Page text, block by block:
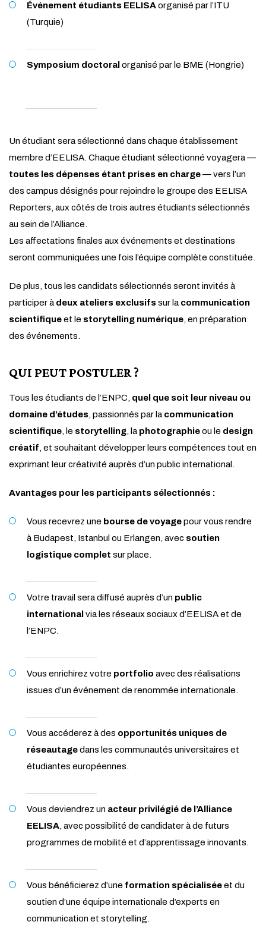
Événement étudiants EELISAorganisé par l’ITU
(Turquie)
Symposium doctoral organisé par le BME (Hongrie)
Un étudiant sera sélectionné dans chaque établissement
membre d’EELISA. Chaque étudiant sélectionné voyagera —
toutes les dépenses étant prises en charge— vers l’un
des campus désignés pour rejoindre le groupe des EELISA
Reporters, aux côtés de trois autres étudiants sélectionnés
au sein de l’Alliance.
Les affectations finales aux événements et destinations
seront communiquées une fois l’équipe complète constituée.
De plus, tous les candidats sélectionnés seront invités à
participer àdeux ateliers exclusifssur lacommunication
scientifiqueet le storytelling numérique, en préparation
des événements.
QUI PEUT POSTULER ?
Tous les étudiants de l’ENPC, quel que soit leur niveau ou
domaine d’études, passionnés par lacommunication
scientifique, le storytelling, laphotographieou le design
créatif, et souhaitant développer leurs compétences tout en
exprimant leur créativité auprès d’un public international.
Avantages pour les participants sélectionnés :
Vous recevrez une bourse de voyagepour vous rendre
à Budapest, Istanbul ou Erlangen, avec soutien
logistique complet sur place.
Votre travail sera diffusé auprès d’un public
international via les réseaux sociaux d’EELISA et de
l’ENPC.
Vous enrichirez votre portfolio avec des réalisations
issues d’un événement de renommée internationale.
Vous accéderez à des opportunités uniques de
réseautagedans les communautés universitaires et
étudiantes européennes.
Vous deviendrez un acteur privilégié de l’Alliance
EELISA, avec possibilité de candidater à de futurs
programmes de mobilité et d’apprentissage innovants.
Vous bénéficierez d’une formation spécialiséeet du
soutien d’une équipe internationale d’experts en
communication et storytelling.